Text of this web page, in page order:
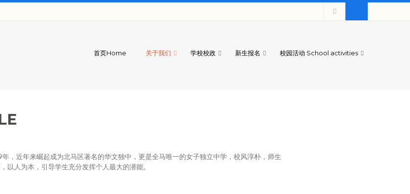
首页Home 关于我们 学校校政 新生报名 校园活动 School activities
，近年来崛起成为北马区著名的华文独中，更是全马唯一的女子独立中学，校风淳朴，师生
以人为本，引导学生充分发挥个人最大的潜能。